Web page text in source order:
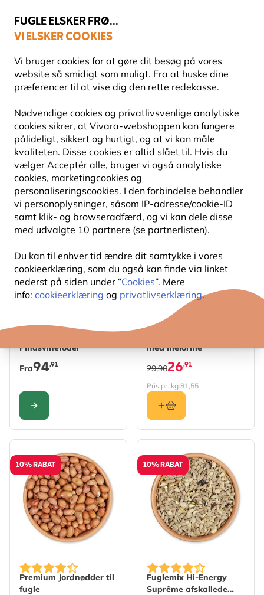
FUGLE ELSKER FRØ...
VI ELSKER COOKIES
Vi bruger cookies for at gøre dit besøg på vores
website så smidigt som muligt. Fra at huske dine
præferencer til at vise dig den rette redekasse.
Nødvendige cookies og privatlivsvenlige analytiske
cookies sikrer, at Vivara-webshoppen kan fungere
pålideligt, sikkert og hurtigt, og at vi kan måle
kvaliteten. Disse cookies er altid slået til. Hvis du
vælger Acceptér alle, bruger vi også analytiske
cookies, marketingcookies og
personaliseringscookies. I den forbindelse behandler
vi personoplysninger, såsom IP-adresse/cookie-ID
samt klik- og browseradfærd, og vi kan dele disse
med udvalgte 10 partnere (se partnerlisten).
Du kan til enhver tid ændre dit samtykke i vores
cookieerklæring, som du også kan finde via linket
nederst på siden under “Cookies”. Mere
info: cookieerklæring og privatlivserklæring.
Topbedømt i 11 lande
Fri fragt over 499 kr.
ØKOLOGISKE SALATFRØ
8609produkter
5% RABAT
Pindsvinefoder
The price depends on the options chosen on the
Fra94,91
KONFIGURER
10% RABAT
med melorme
26,91
29,90
Pris pr. kg:81,55
10% RABAT
Premium Jordnødder til
fugle
The price depends on the options chosen on the
10% RABAT
Fuglemix Hi-Energy
Suprême afskallede
The price depends on the